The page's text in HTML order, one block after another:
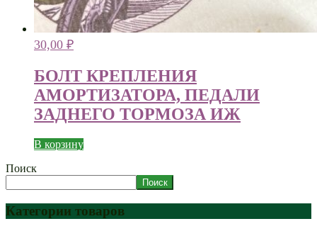
30,00 ₽
БОЛТ КРЕПЛЕНИЯ
АМОРТИЗАТОРА, ПЕДАЛИ
ЗАДНЕГО ТОРМОЗА ИЖ
В корзину
Поиск
Поиск
Категории товаров